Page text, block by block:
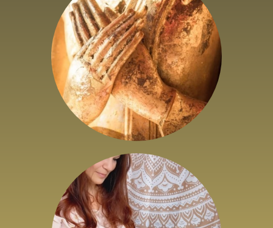
Duo Oracles Retour à
l’Essentiel 1 & 2
45,45€ – 58,68€ HTVA + 21% de
TVA
Cercle de Femmes
« Mon Oracle Sacré »